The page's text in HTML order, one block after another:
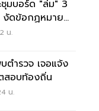
มบอร์ด "ล่ม" 3
งัดข้อกฏหมาย
น.
ำรวจ เจอแจ้ง
สอบท้องถิ่น
น.